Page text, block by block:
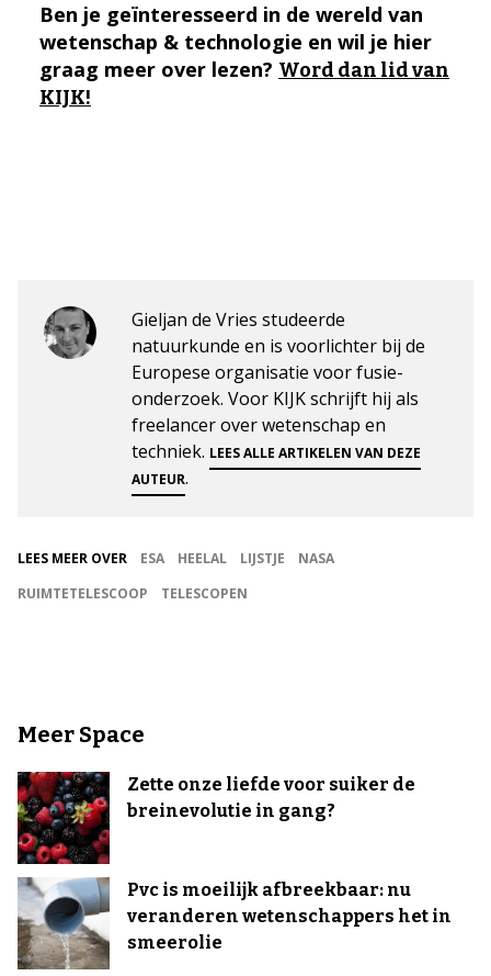
Ben je geïnteresseerd in de wereld van
wetenschap & technologie en wil je hier
graag meer over lezen? Word dan lid van
KIJK!
Gieljan de Vries studeerde
natuurkunde en is voorlichter bij de
Europese organisatie voor fusie-
onderzoek. Voor KIJK schrijft hij als
freelancer over wetenschap en
techniek. LEES ALLE ARTIKELEN VAN DEZE
AUTEUR.
LEES MEER OVER ESA HEELAL LIJSTJE
NASA
RUIMTETELESCOOP
TELESCOPEN
Meer Space
Zette onze liefde voor suiker de
breinevolutie in gang?
Pvc is moeilijk afbreekbaar: nu
veranderen wetenschappers het in
smeerolie